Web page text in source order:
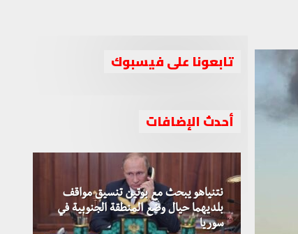
تابعونا على فيسبوك
أحدث الإضافات
نتنياهو يبحث مع بوتين تنسيق مواقف
بلديهما حيال وضع المنطقة الجنوبية في
سوريا